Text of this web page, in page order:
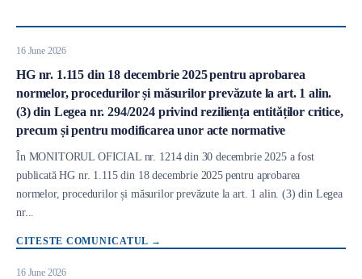
16 June 2026
HG nr. 1.115 din 18 decembrie 2025 pentru aprobarea
normelor, procedurilor și măsurilor prevăzute la art. 1 alin.
(3) din Legea nr. 294/2024 privind reziliența entităților critice,
precum și pentru modificarea unor acte normative
Conținut
În MONITORUL OFICIAL nr. 1214 din 30 decembrie 2025 a fost
publicată HG nr. 1.115 din 18 decembrie 2025 pentru aprobarea
normelor, procedurilor și măsurilor prevăzute la art. 1 alin. (3) din Legea
nr...
CITESTE COMUNICATUL →
16 June 2026